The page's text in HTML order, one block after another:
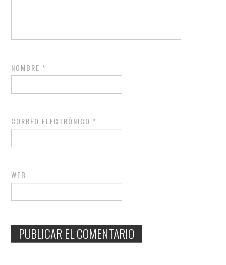
NOMBRE *
CORREO ELECTRÓNICO *
WEB